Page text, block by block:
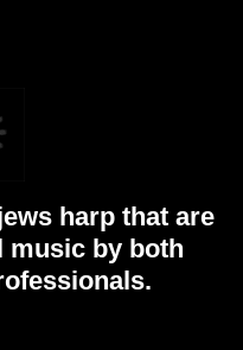
harp that are
music by both